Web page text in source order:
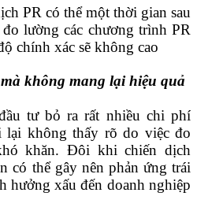
PR có thể một thời gian sau
lường các chương trình PR
chính xác sẽ không cao
không mang lại hiệu quả
tư bỏ ra rất nhiều chi phí
lại không thấy rõ do việc đo
khăn. Đôi khi chiến dịch
có thể gây nên phản ứng trái
hưởng xấu đến doanh nghiệp